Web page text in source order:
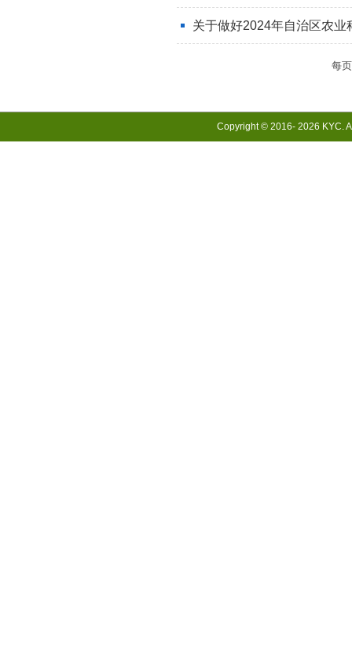
关于做好2024年自治区农
每
Copyright © 2016- 2026 KYC.